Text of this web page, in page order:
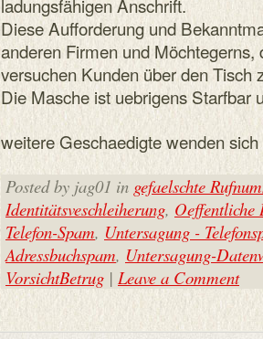
ladungsfähigen Anschrift.
Diese Aufforderung und
anderen Firmen und
versuchen Kunden über den Tisch
Die Masche ist uebrigens Starfbar
weitere Geschaedigte wenden
Posted by jag01 in gefaelschte
Identitätsveschleiherung, Oeffentliche
Telefon-Spam, Untersagung -
Adressbuchspam, Untersagung-
VorsichtBetrug | Leave a Comment